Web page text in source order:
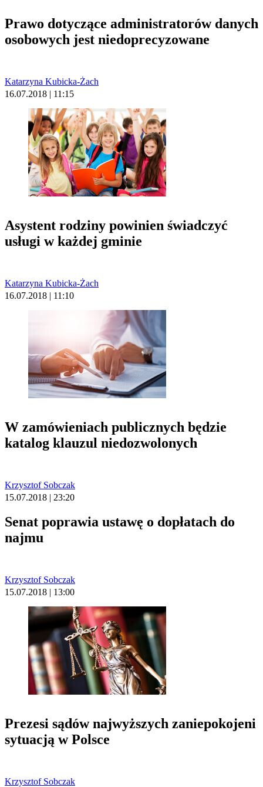
Prawo dotyczące administratorów danych
osobowych jest niedoprecyzowane
Katarzyna Kubicka-Żach
16.07.2018 | 11:15
Asystent rodziny powinien świadczyć
usługi w każdej gminie
Katarzyna Kubicka-Żach
16.07.2018 | 11:10
W zamówieniach publicznych będzie
katalog klauzul niedozwolonych
Krzysztof Sobczak
15.07.2018 | 23:20
Senat poprawia ustawę o dopłatach do
najmu
Krzysztof Sobczak
15.07.2018 | 13:00
Prezesi sądów najwyższych zaniepokojeni
sytuacją w Polsce
Krzysztof Sobczak